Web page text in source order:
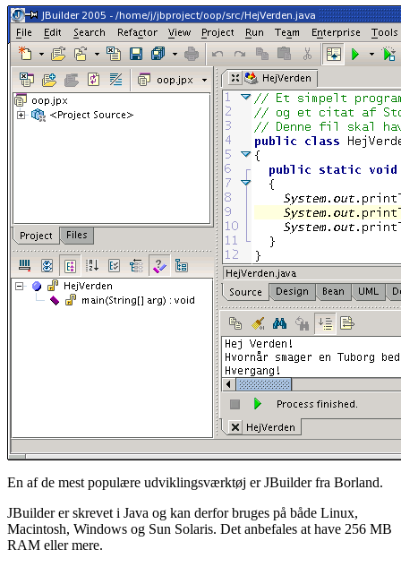
En af de mest populære udviklingsværktøj er JBuilder fra Borland.
JBuilder er skrevet i Java og kan derfor bruges på både Linux,
Macintosh, Windows og Sun Solaris. Det anbefales at have 256 MB
RAM eller mere.